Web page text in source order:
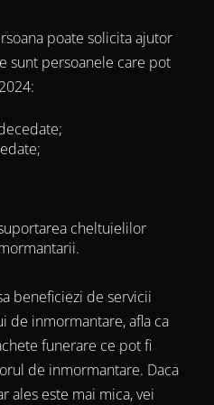
poate solicita ajutor
sunt persoanele care pot
cheltuielilor
beneficiezi de servicii
de inmormantare, afla ca
funerare ce pot fi
de inmormantare. Daca
ales este mai mica, vei